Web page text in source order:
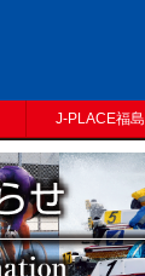
J-PLACE福島